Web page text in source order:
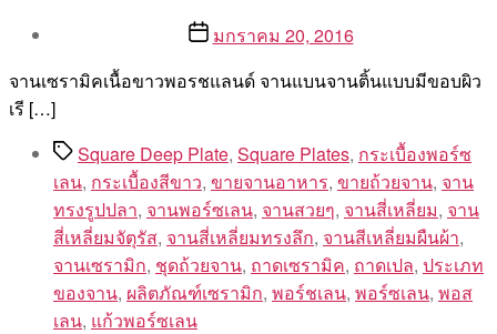
Aea
Postมกราคม 20, 2016
จานเซรามิคเนื้อขาวพอรชแลนด์ จานแบนจานติ้นแบบมีขอบผิว
เรี […]
TagsSquare Deep Plate, Square Plates, กระเบื้องพอร์ซ
เลน, กระเบื้องสีขาว, ขายจานอาหาร, ขายถ้วยจาน, จาน
ทรงรูปปลา, จานพอร์ซเลน, จานสวยๆ, จานสี่เหลี่ยม, จาน
สี่เหลี่ยมจัตุรัส, จานสี่เหลี่ยมทรงลึก, จานสีเหลี่ยมผืนผ้า,
จานเซรามิก, ชุดถ้วยจาน, ถาดเซรามิค, ถาดเปล, ประเภท
ของจาน, ผลิตภัณฑ์เซรามิก, พอร์ชเลน, พอร์ซเลน, พอส
เลน, แก้วพอร์ซเลน